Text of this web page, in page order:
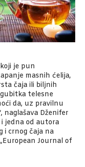
je pun
masnih ćelija,
čaja ili biljnih
telesne
da, uz pravilnu
naglašava Dženifer
jedna od autora
i crnog čaja na
Journal of